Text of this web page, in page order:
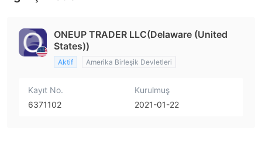
ONEUP TRADER LLC(Delaware (United
States))
Aktif Amerika Birleşik Devletleri
Kayıt No.
6371102
Kurulmuş
2021-01-22